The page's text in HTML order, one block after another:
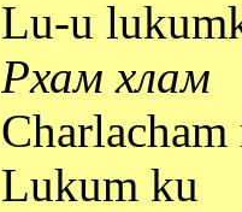
Lu-u
Рхам хлам
Charlacham
Lukum ku